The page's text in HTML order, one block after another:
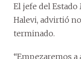
El jefe del
Halevi, advirtió
terminado.
“Empezaremos a